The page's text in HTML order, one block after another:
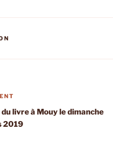
livre à Mouy le dimanche
2019